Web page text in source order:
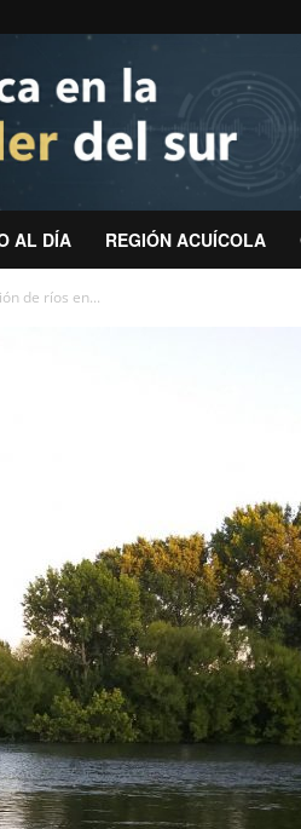
AL DÍA REGIÓN ACUÍCOLA
de ríos en...